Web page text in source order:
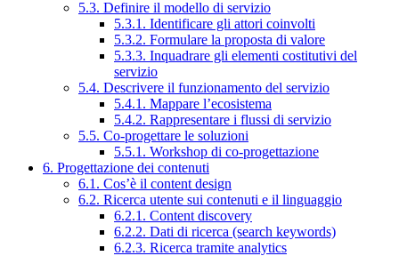
5.3. Definire il modello di servizio
5.3.1. Identificare gli attori coinvolti
5.3.2. Formulare la proposta di valore
5.3.3. Inquadrare gli elementi costitutivi del
servizio
5.4. Descrivere il funzionamento del servizio
5.4.1. Mappare l’ecosistema
5.4.2. Rappresentare i flussi di servizio
5.5. Co-progettare le soluzioni
5.5.1. Workshop di co-progettazione
6. Progettazione dei contenuti
6.1. Cos’è il content design
6.2. Ricerca utente sui contenuti e il linguaggio
6.2.1. Content discovery
6.2.2. Dati di ricerca (search keywords)
6.2.3. Ricerca tramite analytics